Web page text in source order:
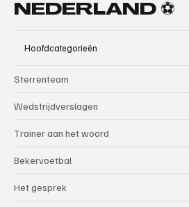
NEDERLAND ⚽
Hoofdcategorieën
Sterrenteam
Wedstrijdverslagen
Trainer aan het woord
Bekervoetbal
Het gesprek